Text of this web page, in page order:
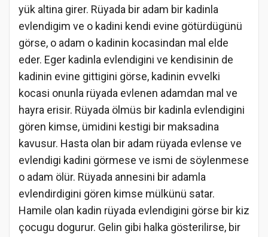
yük altina girer. Rüyada bir adam bir kadinla
evlendigim ve o kadini kendi evine götürdügünü
görse, o adam o kadinin kocasindan mal elde
eder. Eger kadinla evlendigini ve kendisinin de
kadinin evine gittigini görse, kadinin evvelki
kocasi onunla rüyada evlenen adamdan mal ve
hayra erisir. Rüyada ölmüs bir kadinla evlendigini
gören kimse, ümidini kestigi bir maksadina
kavusur. Hasta olan bir adam rüyada evlense ve
evlendigi kadini görmese ve ismi de söylenmese
o adam ölür. Rüyada annesini bir adamla
evlendirdigini gören kimse mülkünü satar.
Hamile olan kadin rüyada evlendigini görse bir kiz
çocugu dogurur. Gelin gibi halka gösterilirse, bir